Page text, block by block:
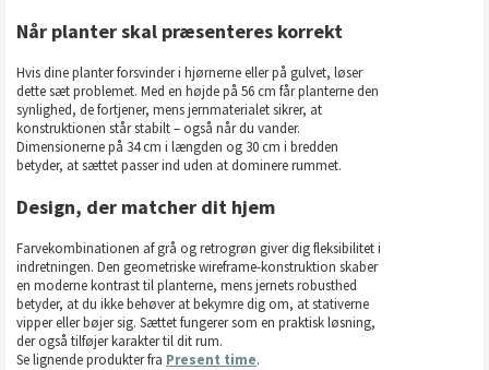
Når planter skal præsenteres korrekt
Hvis dine planter forsvinder i hjørnerne eller på gulvet, løser
dette sæt problemet. Med en højde på 56 cm får planterne den
synlighed, de fortjener, mens jernmaterialet sikrer, at
konstruktionen står stabilt – også når du vander.
Dimensionerne på 34 cm i længden og 30 cm i bredden
betyder, at sættet passer ind uden at dominere rummet.
Design, der matcher dit hjem
Farvekombinationen af grå og retrogrøn giver dig fleksibilitet i
indretningen. Den geometriske wireframe-konstruktion skaber
en moderne kontrast til planterne, mens jernets robusthed
betyder, at du ikke behøver at bekymre dig om, at stativerne
vipper eller bøjer sig. Sættet fungerer som en praktisk løsning,
der også tilføjer karakter til dit rum.
Se lignende produkter fra Present time.